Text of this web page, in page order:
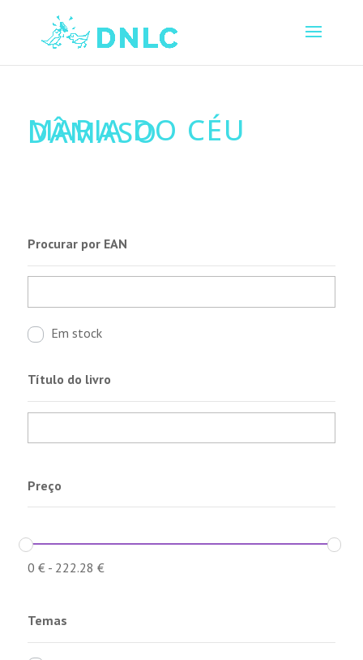
MARIA DO CÉU
DÂMASO
Procurar por EAN
Em stock
Título do livro
Preço
0 €- 222.28 €
Temas